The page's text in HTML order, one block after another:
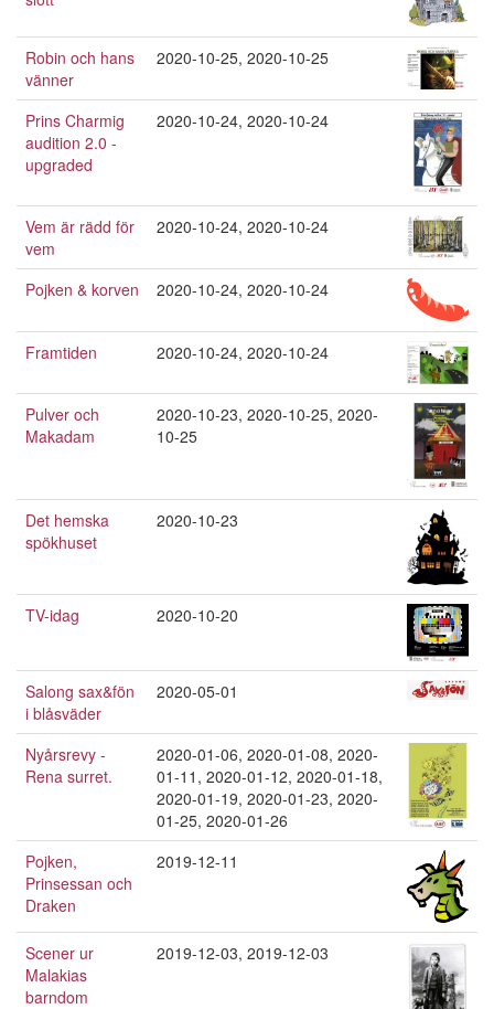
Robin och hans
vänner
2020-10-25, 2020-10-25
Prins Charmig
audition 2.0 -
upgraded
2020-10-24, 2020-10-24
Vem är rädd för
vem
2020-10-24, 2020-10-24
Pojken & korven 2020-10-24, 2020-10-24
Framtiden 2020-10-24, 2020-10-24
Pulver och
Makadam
2020-10-23, 2020-10-25, 2020-
10-25
Det hemska
spökhuset
2020-10-23
TV-idag 2020-10-20
Salong sax&fön
i blåsväder
2020-05-01
Nyårsrevy -
Rena surret.
2020-01-06, 2020-01-08, 2020-
01-11 , 2020-01-12, 2020-01-18,
2020-01-19, 2020-01-23, 2020-
01-25, 2020-01-26
Pojken,
Prinsessan och
Draken
2019-12-11
Scener ur
Malakias
barndom
2019-12-03, 2019-12-03